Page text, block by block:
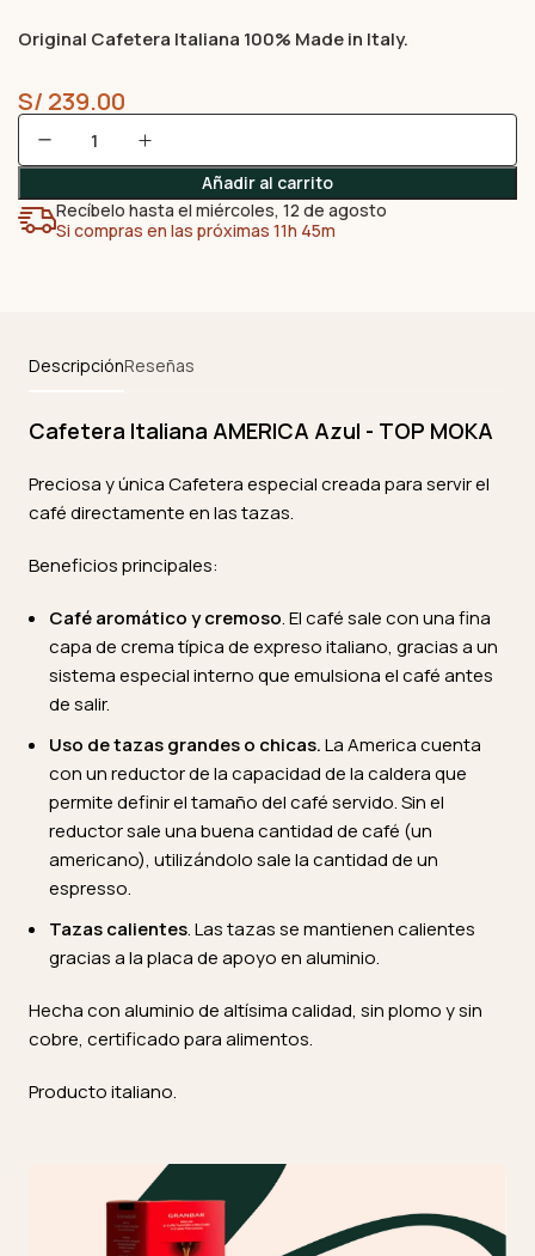
Original Cafetera Italiana 100% Made in Italy.
S/ 239.00
Añadir al carrito
Recíbelo hasta el miércoles, 12 de agosto
Si compras en las próximas 11h 45m
DescripciónReseñas
Cafetera Italiana AMERICA Azul - TOP MOKA
Preciosa y única Cafetera especial creada para servir el
café directamente en las tazas.
Beneficios principales:
Café aromático y cremoso. El café sale con una fina
capa de crema típica de expreso italiano, gracias a un
sistema especial interno que emulsiona el café antes
de salir.
Uso de tazas grandes o chicas.La America cuenta
con un reductor de la capacidad de la caldera que
permite definir el tamaño del café servido. Sin el
reductor sale una buena cantidad de café (un
americano), utilizándolo sale la cantidad de un
espresso.
Tazas calientes. Las tazas se mantienen calientes
gracias a la placa de apoyo en aluminio.
Hecha con aluminio de altísima calidad, sin plomo y sin
cobre, certificado para alimentos.
Producto italiano.